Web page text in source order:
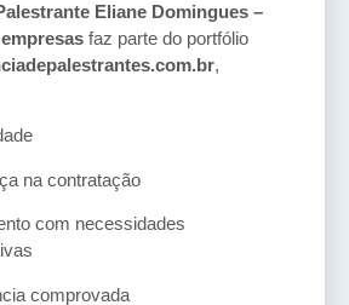
Eliane Domingues –
faz parte do portfólio
,
na contratação
com necessidades
comprovada